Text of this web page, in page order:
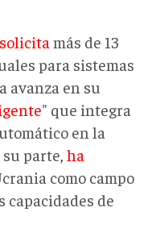
solicita más de 13
para sistemas
avanza en su
" que integra
en la
parte, ha
como campo
capacidades de